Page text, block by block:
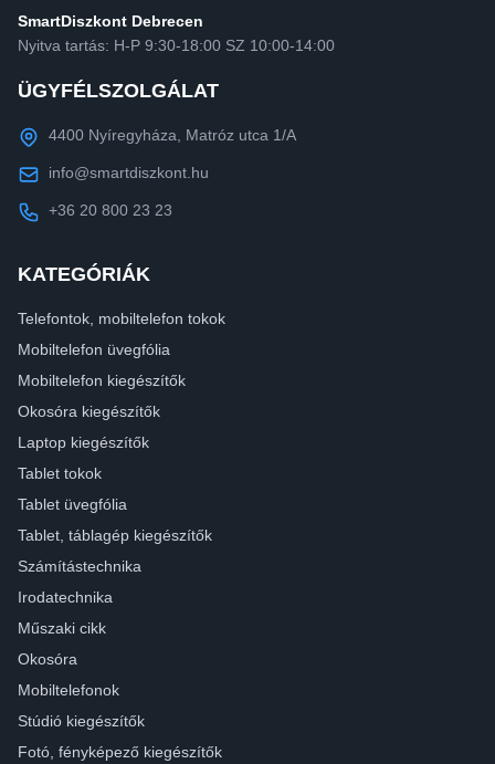
SmartDiszkont Debrecen
Nyitva tartás: H-P 9:30-18:00 SZ 10:00-14:00
ÜGYFÉLSZOLGÁLAT
4400 Nyíregyháza, Matróz utca 1/A
info@smartdiszkont.hu
+36 20 800 23 23
KATEGÓRIÁK
Telefontok, mobiltelefon tokok
Mobiltelefon üvegfólia
Mobiltelefon kiegészítők
Okosóra kiegészítők
Laptop kiegészítők
Tablet tokok
Tablet üvegfólia
Tablet, táblagép kiegészítők
Számítástechnika
Irodatechnika
Műszaki cikk
Okosóra
Mobiltelefonok
Stúdió kiegészítők
Fotó, fényképező kiegészítők